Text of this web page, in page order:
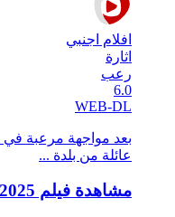
افلام اجنبي
اثارة
رعب
6.0
WEB-DL
بعد مواجهة مرعبة في
عائلة من بلدة ...
مشاهدة فيلم Site 2025 مترجم